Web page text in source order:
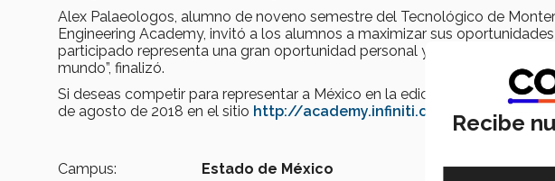
Alex Palaeologos, alumno de noveno semestre del Tecnológico de
Engineering Academy, invitó a los alumnos a maximizar sus
participado representa una gran oportunidad personal y profesional, sigan
mundo”, finalizó.
Si deseas competir para representar a México en la edición 2018 de
de agosto de 2018 en el sitio http://academy.infiniti.com
Campus:
Estado de México
Recibe